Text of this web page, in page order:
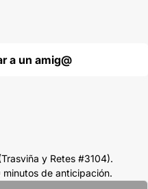
a un amig@
y Retes #3104).
minutos de anticipación.